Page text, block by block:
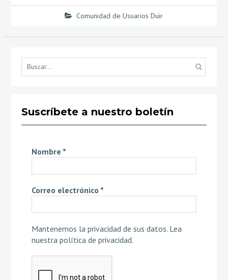
Comunidad de Usuarios Duir
Suscríbete a nuestro boletín
Nombre *
Correo electrónico *
Mantenemos la privacidad de sus datos. Lea
nuestra política de privacidad.